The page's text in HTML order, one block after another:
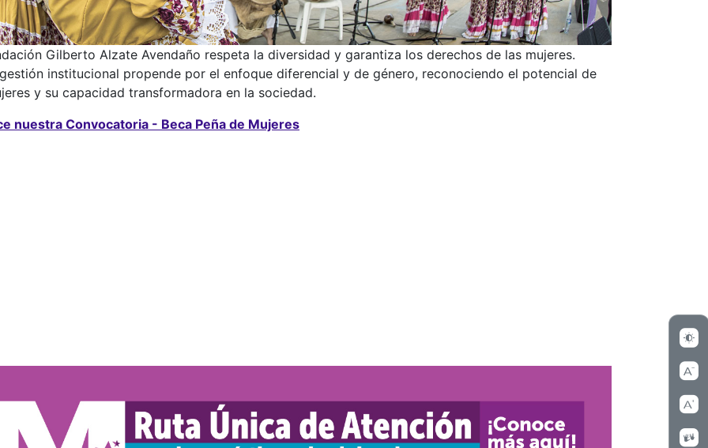
Gilberto Alzate Avendaño respeta la diversidad y garantiza los derechos de las mujeres.
institucional propende por el enfoque diferencial y de género, reconociendo el potencial de
y su capacidad transformadora en la sociedad.
nuestra Convocatoria - Beca Peña de Mujeres